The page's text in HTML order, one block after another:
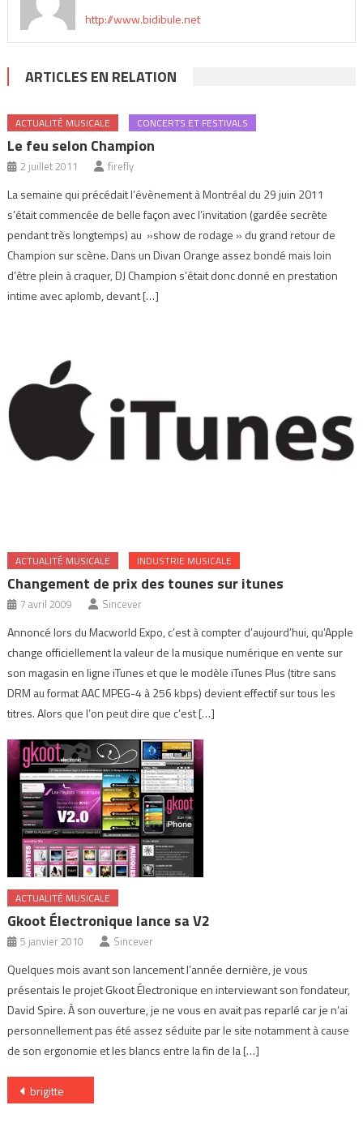
http://www.bidibule.net
ARTICLES EN RELATION
ACTUALITÉ MUSICALE CONCERTS ET FESTIVALS
Le feu selon Champion
2 juillet 2011 firefly
La semaine qui précédait l’évènement à Montréal du 29 juin 2011
s’était commencée de belle façon avec l’invitation (gardée secrète
pendant très longtemps) au »show de rodage » du grand retour de
Champion sur scène. Dans un Divan Orange assez bondé mais loin
d’être plein à craquer, DJ Champion s’était donc donné en prestation
intime avec aplomb, devant […]
ACTUALITÉ MUSICALE INDUSTRIE MUSICALE
Changement de prix des tounes sur itunes
7 avril 2009 Sincever
Annoncé lors du Macworld Expo, c’est à compter d’aujourd’hui, qu’Apple
change officiellement la valeur de la musique numérique en vente sur
son magasin en ligne iTunes et que le modèle iTunes Plus (titre sans
DRM au format AAC MPEG-4 à 256 kbps) devient effectif sur tous les
titres. Alors que l’on peut dire que c’est […]
ACTUALITÉ MUSICALE
Gkoot Électronique lance sa V2
5 janvier 2010 Sincever
Quelques mois avant son lancement l’année dernière, je vous
présentais le projet Gkoot Électronique en interviewant son fondateur,
David Spire. À son ouverture, je ne vous en avait pas reparlé car je n’ai
personnellement pas été assez séduite par le site notamment à cause
de son ergonomie et les blancs entre la fin de la […]
Navigation
brigitte